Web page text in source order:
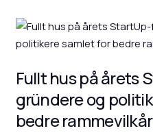
Fullt hus på årets
gründere og
bedre rammevilkår